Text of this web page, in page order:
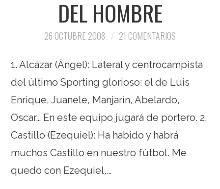
DEL HOMBRE
26 OCTUBRE 2008 21 COMENTARIOS
1. Alcázar (Ángel): Lateral y centrocampista
del último Sporting glorioso: el de Luis
Enrique, Juanele, Manjarín, Abelardo,
Oscar… En este equipo jugará de portero. 2.
Castillo (Ezequiel): Ha habido y habrá
muchos Castillo en nuestro fútbol. Me
quedo con Ezequiel,…